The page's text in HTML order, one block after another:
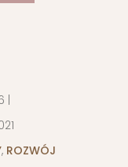
, ROZWÓJ